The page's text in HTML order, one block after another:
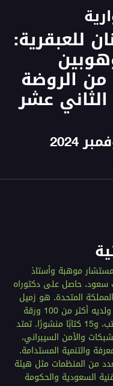
للعبقرية:
من الروضة
عشر
موهبة وأستاذ
سعود، حاصل على دكتوراه
المتحدة. هو زميل
في مؤسسة الهندسة ولديه أكثر من 100 ورقة
بحثية، و6 فصول من كتب، و15 كتابًا منشورًا. تمتد
والأمن السيبراني،
والتنمية المستدامة.
من المنظمات مثل هيئة
السعودية والحكومة